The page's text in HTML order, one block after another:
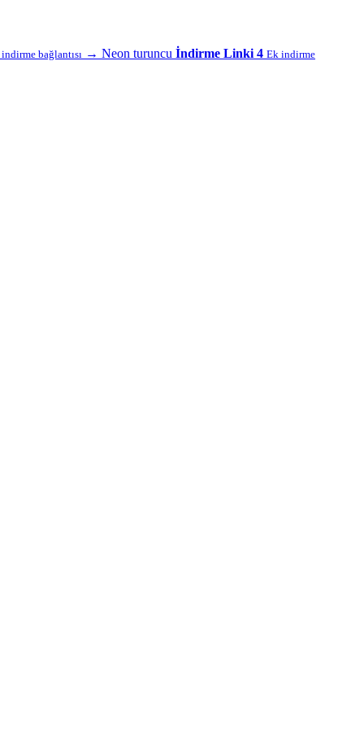
bağlantısı → Neon turuncu İndirme Linki 4 Ek indirme